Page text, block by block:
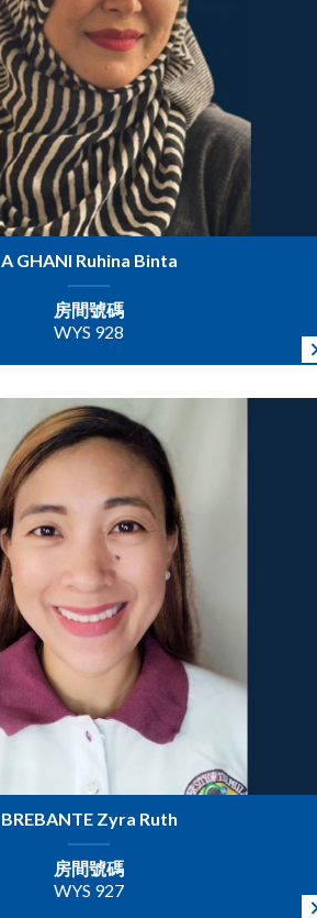
A GHANI Ruhina Binta
房間號碼
WYS 928
BREBANTE Zyra Ruth
房間號碼
WYS 927